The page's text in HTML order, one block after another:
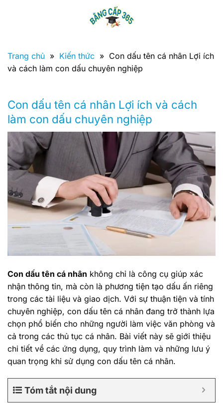
Trang chủ » Kiến thức » Con dấu tên cá nhân Lợi ích
và cách làm con dấu chuyên nghiệp
Con dấu tên cá nhân Lợi ích và cách
làm con dấu chuyên nghiệp
Con dấu tên cá nhân không chỉ là công cụ giúp xác
nhận thông tin, mà còn là phương tiện tạo dấu ấn riêng
trong các tài liệu và giao dịch. Với sự thuận tiện và tính
chuyên nghiệp, con dấu tên cá nhân đang trở thành lựa
chọn phổ biến cho những người làm việc văn phòng và
cả trong các thủ tục cá nhân. Bài viết này sẽ giới thiệu
chi tiết về các ứng dụng, quy trình làm và những lưu ý
quan trọng khi sử dụng con dấu tên cá nhân.
Tóm tắt nội dung